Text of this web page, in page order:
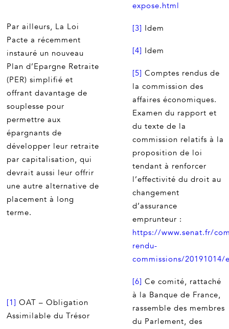
Par ailleurs, La Loi
Pacte a récemment
instauré un nouveau
Plan d’Epargne Retraite
(PER) simplifié et
offrant davantage de
souplesse pour
permettre aux
épargnants de
développer leur retraite
par capitalisation, qui
devrait aussi leur offrir
une autre alternative de
placement à long
terme.
[1] OAT – Obligation
Assimilable du Trésor
expose.html
[3] Idem
[4] Idem
[5] Comptes rendus de
la commission des
affaires économiques.
Examen du rapport et
du texte de la
commission relatifs à la
proposition de loi
tendant à renforcer
l’effectivité du droit au
changement
d’assurance
emprunteur :
https://www.senat.fr/
rendu-
commissions/
[6] Ce comité, rattaché
à la Banque de France,
rassemble des membres
du Parlement, des